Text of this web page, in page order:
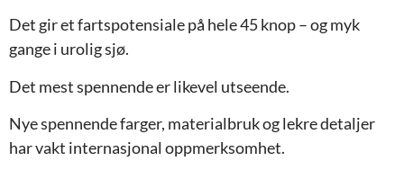
Det gir et fartspotensiale på hele 45 knop – og myk
gange i urolig sjø.
Det mest spennende er likevel utseende.
Nye spennende farger, materialbruk og lekre detaljer
har vakt internasjonal oppmerksomhet.